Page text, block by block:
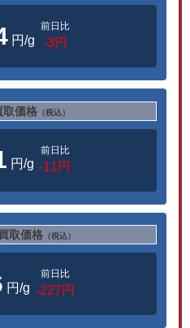
円/g
前日比
-3円
取価格 （税込）
円/g
前日比
-11円
取価格 （税込）
円/g
前日比
-227円